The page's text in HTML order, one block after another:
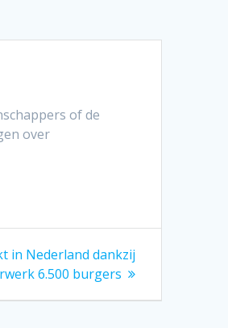
of de
over
in Nederland dankzij
6.500 burgers